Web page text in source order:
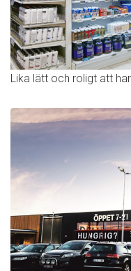
Lika lätt och roligt att